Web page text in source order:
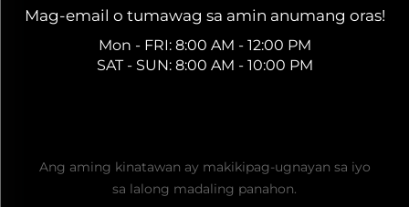
Mag-email o tumawag sa amin anumang oras!
Mon - FRI: 8:00 AM - 12:00 PM
SAT - SUN: 8:00 AM - 10:00 PM
Ang aming kinatawan ay makikipag-ugnayan sa iyo
sa lalong madaling panahon.